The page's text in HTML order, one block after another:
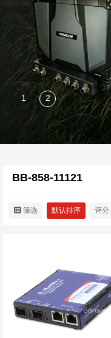
BB-858-11121
筛选 默认排序 评分